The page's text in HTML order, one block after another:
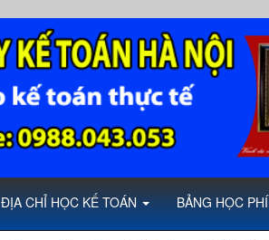
ĐỊA CHỈ HỌC KẾ TOÁN BẢNG HỌC PHÍ